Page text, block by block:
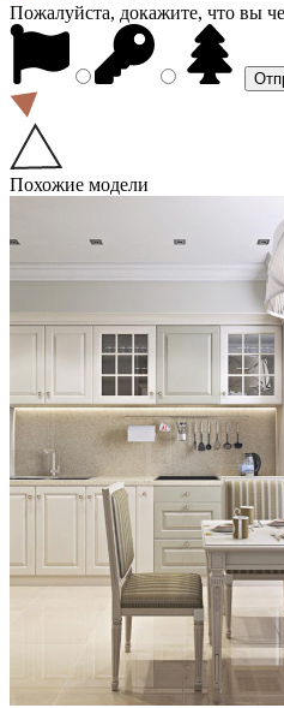
Пожалуйста, докажите, что вы
Похожие модели